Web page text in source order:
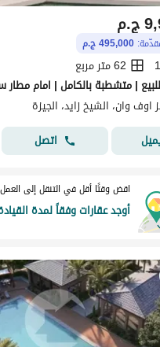
ج.م
495,000 ج.م
1
62 متر مربع
اوف وان، الشيخ زايد، الجيزة
اتصل
اقض وقتًا أقل في التنقل إلى
أوجد عقارات وفقاً لمدة